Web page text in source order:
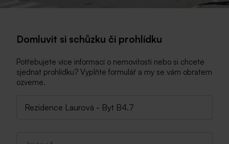
Domluvit si schůzku či prohlídku
Potřebujete více informací o nemovitosti nebo si chcete
sjednat prohlídku? Vyplňte formulář a my se vám obratem
ozveme.